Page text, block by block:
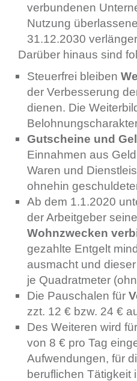
verbundenen
Nutzung
31.12.2030
Darüber hinaus sind
Steuerfrei bleiben
der Verbesserung
dienen. Die
Gutscheine und
Einnahmen aus
Waren und
ohnehin
Ab dem 1.1.2020
der Arbeitgeber
Wohnzwecken
gezahlte Entgelt
ausmacht und
je Quadratmeter
Die Pauschalen für
zzt. 12 € bzw. 24 €
Des Weiteren wird
von 8 € pro Tag
Aufwendungen, für
beruflichen Tätigkeit